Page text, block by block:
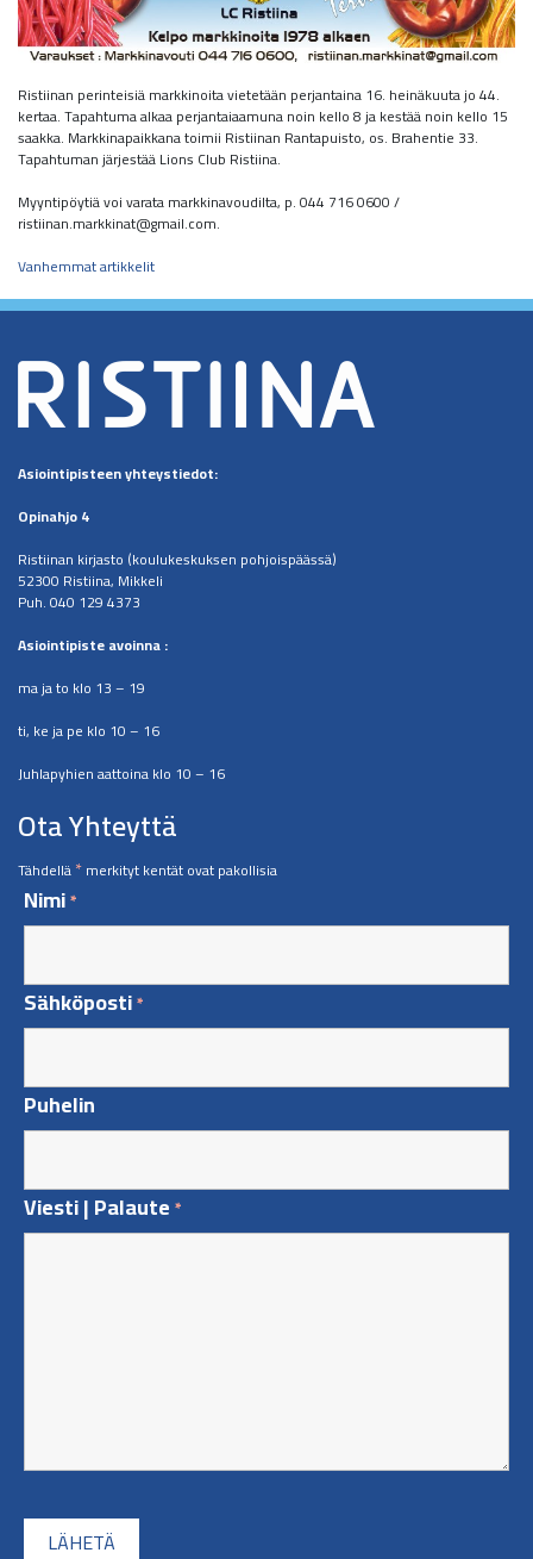
Ristiinan perinteisiä markkinoita vietetään perjantaina 16. heinäkuuta jo 44.
kertaa. Tapahtuma alkaa perjantaiaamuna noin kello 8 ja kestää noin kello 15
saakka. Markkinapaikkana toimii Ristiinan Rantapuisto, os. Brahentie 33.
Tapahtuman järjestää Lions Club Ristiina.
Myyntipöytiä voi varata markkinavoudilta, p. 044 716 0600 /
ristiinan.markkinat@gmail.com.
Artikkelien
selaus
Vanhemmat artikkelit
Asiointipisteenyhteystiedot:
Opinahjo 4
Ristiinan kirjasto (koulukeskuksen pohjoispäässä)
52300 Ristiina, Mikkeli
Puh. 040 129 4373
​Asiointipiste avoinna :
ma ja to klo 13 – 19
ti, ke ja pe klo 10 – 16
Juhlapyhien aattoina klo 10 – 16
Ota Yhteyttä
Tähdellä*merkityt kentät ovat pakollisia
Nimi*
Sähköposti*
Puhelin
Viesti | Palaute*